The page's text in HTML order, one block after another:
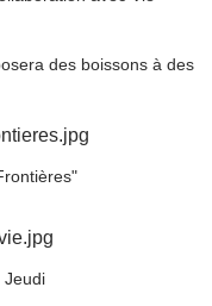
des boissons à des
Jeudi